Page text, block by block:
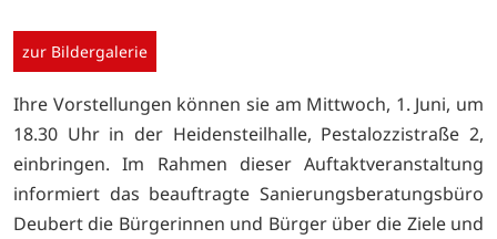
zur Bildergalerie
Ihre Vorstellungen können sie am Mittwoch, 1. Juni, um
18.30 Uhr in der Heidensteilhalle, Pestalozzistraße 2,
einbringen. Im Rahmen dieser Auftaktveranstaltung
informiert das beauftragte Sanierungsberatungsbüro
Deubert die Bürgerinnen und Bürger über die Ziele und